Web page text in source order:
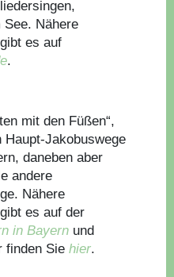
See. Nähere
es auf
.
mit den Füßen“,
Haupt-Jakobuswege
daneben aber
andere
Nähere
es auf der
in Bayern und
finden Sie hier.